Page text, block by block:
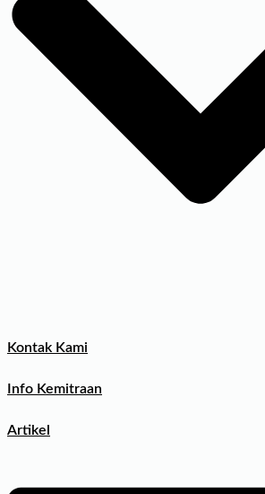
Kontak Kami
Info Kemitraan
Artikel